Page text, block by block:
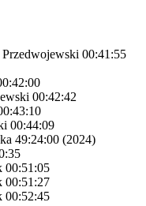
Przedwojewski 00:41:55
00:42:42
00:44:09
49:24:00 (2024)
00:51:05
00:51:27
00:52:45